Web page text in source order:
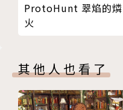
結果連0.1公分也沒長高。
ProtoHunt 翠焰的燐
火
其他人也看了